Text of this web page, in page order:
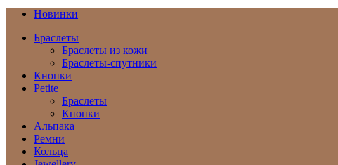
Новинки
Браслеты
Браслеты из кожи
Браслеты-спутники
Кнопки
Petite
Браслеты
Кнопки
Альпака
Ремни
Кольца